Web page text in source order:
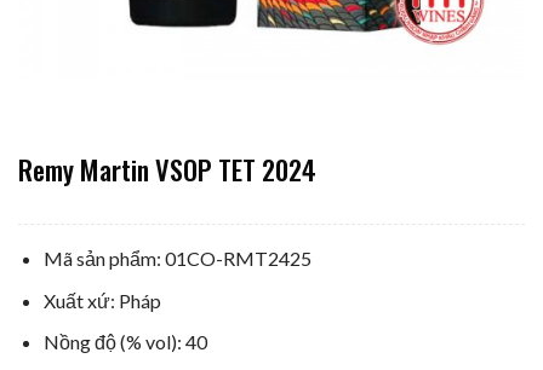
Remy Martin VSOP TET 2024
Mã sản phẩm: 01CO-RMT2425
Xuất xứ: Pháp
Nồng độ (% vol): 40